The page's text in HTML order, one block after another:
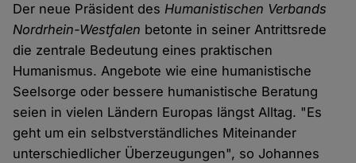
Der neue Präsident desHumanistischen Verbands
Nordrhein-Westfalen betonte in seiner Antrittsrede
die zentrale Bedeutung eines praktischen
Humanismus. Angebote wie eine humanistische
Seelsorge oder bessere humanistische Beratung
seien in vielen Ländern Europas längst Alltag. "Es
geht um ein selbst­verständliches Miteinander
unterschiedlicher Überzeugungen", so Johannes